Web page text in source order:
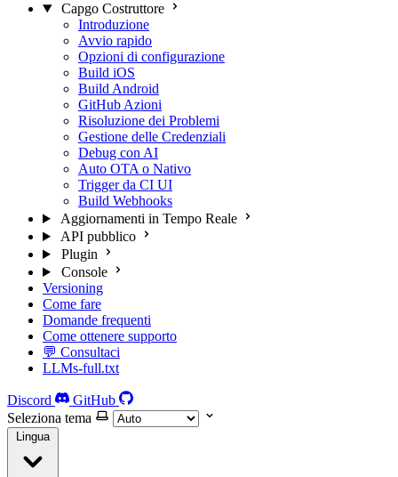
Capgo Costruttore
Introduzione
Avvio rapido
Opzioni di configurazione
Build iOS
Build Android
GitHub Azioni
Risoluzione dei Problemi
Gestione delle Credenziali
Debug con AI
Auto OTA o Nativo
Trigger da CI UI
Build Webhooks
Aggiornamenti in Tempo Reale
API pubblico
Plugin
Console
Versioning
Come fare
Domande frequenti
Come ottenere supporto
💬 Consultaci
LLMs-full.txt
Discord
GitHub
Seleziona tema
Lingua